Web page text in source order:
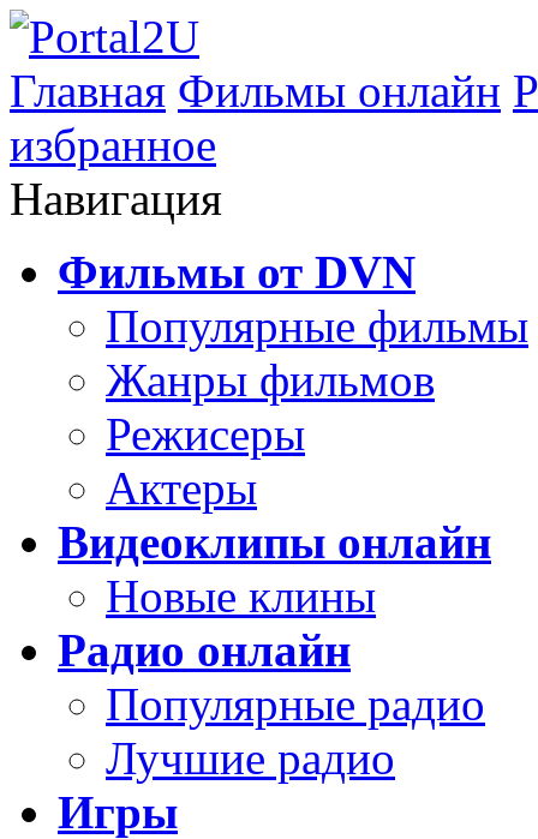
Главная Фильмы онлайн
избранное
Навигация
Фильмы от DVN
Популярные фильмы
Жанры фильмов
Режисеры
Актеры
Видеоклипы онлайн
Новые клины
Радио онлайн
Популярные радио
Лучшие радио
Игры